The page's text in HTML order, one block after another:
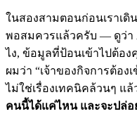
ในสองสามตอนก่อนเราเดิ
พอสมควรแล้วครับ — ดูว่า
ไง, ข้อมูลที่ป้อนเข้าไปต้อ
ผมว่า “เจ้าของกิจการต้อ
ไม่ใช่เรื่องเทคนิคล้วนๆ แล้
คนนี้ได้แค่ไหน และจะปล่อ